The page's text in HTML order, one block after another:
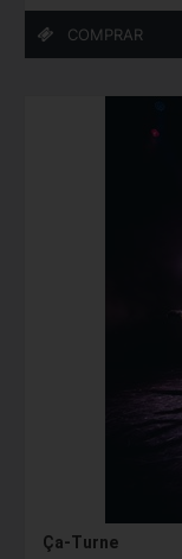
Ça-Turne